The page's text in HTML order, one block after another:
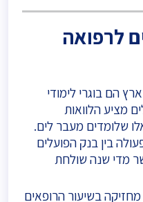
לרפואה
בארץ הם בוגרי לימודי
מציע הלוואות
שלומדים מעבר לים.
בין בנק הפועלים
מדי שנה שולחת
בשיעור הרופאים